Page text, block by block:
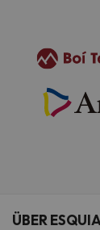
ÜBER